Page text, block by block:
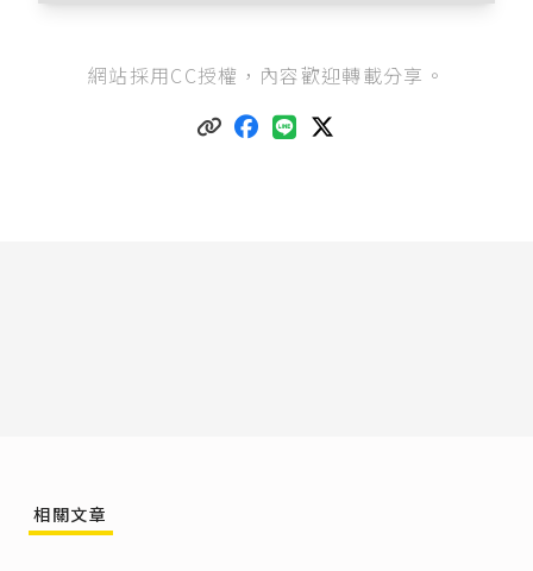
9），《哪些資料是個人資料？判斷標準是什
另外其他個人資料保護的相關文章，請見韓瑋倫
個人資料保護法第18條
網站採用CC授權，內容歡迎轉載分享。
相關文章